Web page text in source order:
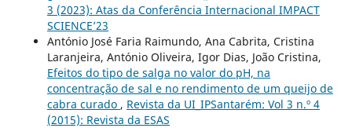
3 (2023): Atas da Conferência Internacional IMPACT
SCIENCE’23
António José Faria Raimundo, Ana Cabrita, Cristina
Laranjeira, António Oliveira, Igor Dias, João Cristina,
Efeitos do tipo de salga no valor do pH, na
concentração de sal e no rendimento de um queijo de
cabra curado , Revista da UI_IPSantarém: Vol 3 n.º 4
(2015): Revista da ESAS